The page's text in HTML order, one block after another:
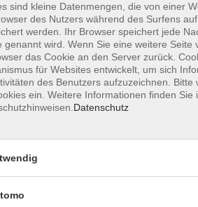
Barrierefreiheit
sind kleine Datenmengen, die von einer
des Nutzers während des Surfens
werden. Ihr Browser speichert jede
genannt wird. Wenn Sie eine weitere
das Cookie an den Server zurück.
für Websites entwickelt, um sich
des Benutzers aufzuzeichnen. Bitte
ein. Weitere Informationen finden Sie
Datenschutz